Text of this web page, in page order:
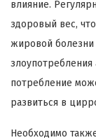
влияние.
здоровый вес,
жировой болезни
злоупотребления
потребление
развиться в
Необходимо